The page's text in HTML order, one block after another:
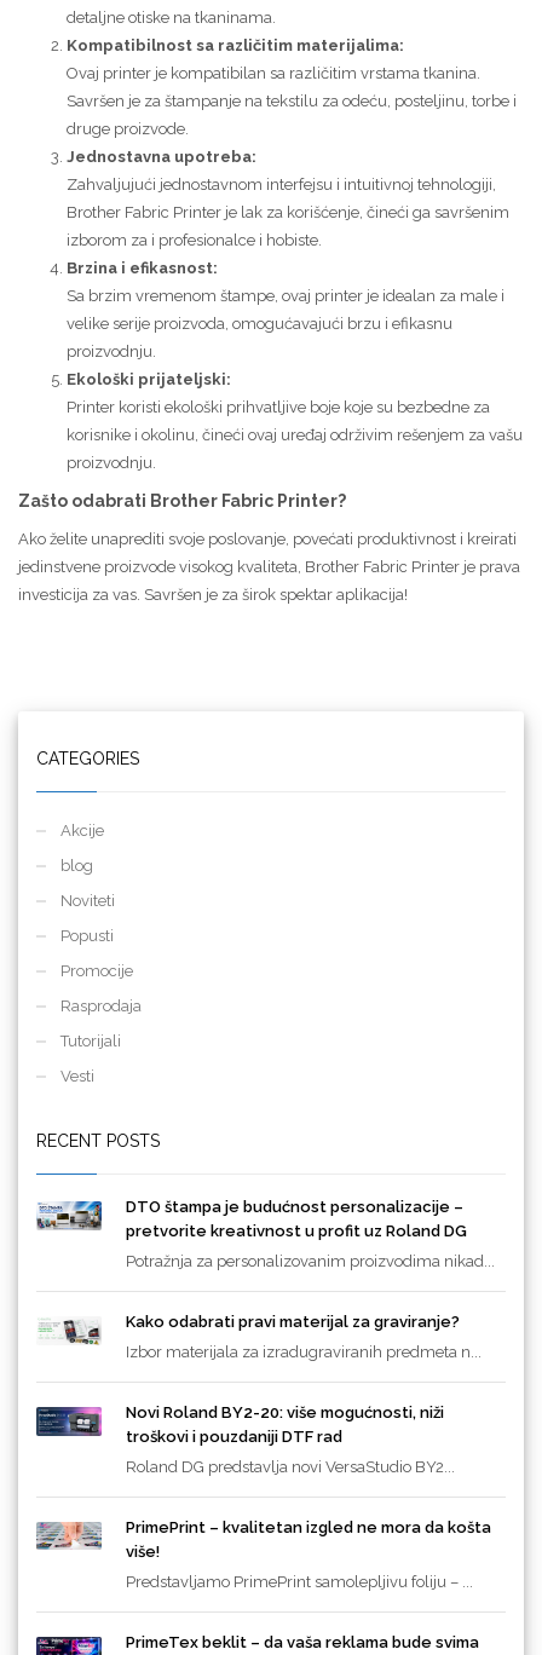
detaljne otiske na tkaninama.
Kompatibilnost sa različitim materijalima:
Ovaj printer je kompatibilan sa različitim vrstama tkanina.
Savršen je za štampanje na tekstilu za odeću, posteljinu, torbe i
druge proizvode.
Jednostavna upotreba:
Zahvaljujući jednostavnom interfejsu i intuitivnoj tehnologiji,
Brother Fabric Printer je lak za korišćenje, čineći ga savršenim
izborom za i profesionalce i hobiste.
Brzina i efikasnost:
Sa brzim vremenom štampe, ovaj printer je idealan za male i
velike serije proizvoda, omogućavajući brzu i efikasnu
proizvodnju.
Ekološki prijateljski:
Printer koristi ekološki prihvatljive boje koje su bezbedne za
korisnike i okolinu, čineći ovaj uređaj održivim rešenjem za vašu
proizvodnju.
Zašto odabrati Brother Fabric Printer?
Ako želite unaprediti svoje poslovanje, povećati produktivnost i kreirati
jedinstvene proizvode visokog kvaliteta, Brother Fabric Printer je prava
investicija za vas. Savršen je za širok spektar aplikacija!
CATEGORIES
Akcije
blog
Noviteti
Popusti
Promocije
Rasprodaja
Tutorijali
Vesti
RECENT POSTS
DTO štampa je budućnost personalizacije –
pretvorite kreativnost u profit uz Roland DG
Potražnja za personalizovanim proizvodima nikad...
Kako odabrati pravi materijal za graviranje?
Izbor materijala za izradugraviranih predmeta n...
Novi Roland BY2-20: više mogućnosti, niži
troškovi i pouzdaniji DTF rad
Roland DG predstavlja novi VersaStudio BY2...
PrimePrint – kvalitetan izgled ne mora da košta
više!
Predstavljamo PrimePrint samolepljivu foliju – ...
PrimeTex beklit – da vaša reklama bude svima